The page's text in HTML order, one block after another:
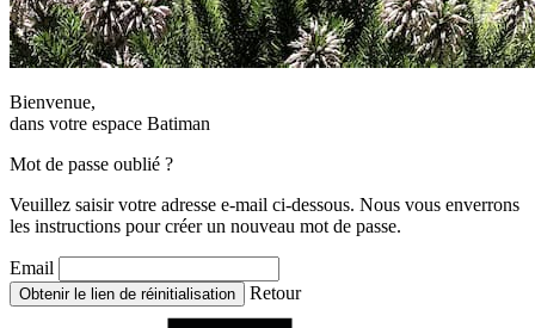
Bienvenue,
dans votre espace Batiman
Mot de passe oublié ?
Veuillez saisir votre adresse e-mail ci-dessous. Nous vous enverrons
les instructions pour créer un nouveau mot de passe.
Email
Obtenir le lien de réinitialisation Retour